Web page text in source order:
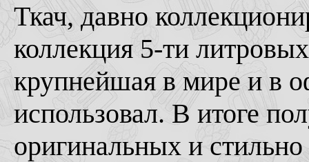
Ткач, давно
коллекция 5-ти
крупнейшая в мире и в
использовал. В итоге
оригинальных и